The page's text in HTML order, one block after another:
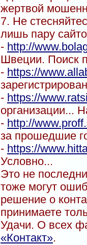
жертвой
7. Не
лишь пару
- http://
Швеции. Поиск
- https://
- https://
организации...
- http://
за прошедшие
- https://
Условно...
Это не
тоже могут
решение о
принимаете
Удачи. О всех
«Контакт».